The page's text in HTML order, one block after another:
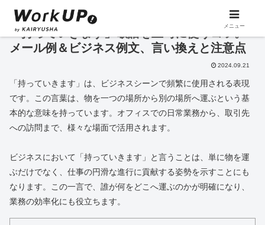
「持っていきます」敬語を上司に使うコツ。
メール例＆ビジネス例文、言い換えと注意点
2024.09.21
「持っていきます」は、ビジネスシーンで頻繁に使用される表現
です。この言葉は、物を一つの場所から別の場所へ運ぶという基
本的な意味を持っています。オフィスでの日常業務から、取引先
への訪問まで、様々な場面で活用されます。
ビジネスにおいて「持っていきます」と言うことは、単に物を運
ぶだけでなく、仕事の円滑な進行に貢献する姿勢を示すことにも
なります。この一言で、誰が何をどこへ運ぶのかが明確になり、
業務の効率化にも役立ちます。
メニュー